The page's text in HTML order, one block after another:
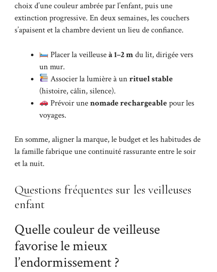
choix d’une couleur ambrée par l’enfant, puis une
extinction progressive. En deux semaines, les couchers
s’apaisent et la chambre devient un lieu de confiance.
Placer la veilleuseà 1–2 mdu lit, dirigée vers
un mur.
Associer la lumière à unrituel stable
(histoire, câlin, silence).
Prévoir unenomade rechargeablepour les
voyages.
En somme, aligner la marque, le budget et les habitudes de
la famille fabrique une continuité rassurante entre le soir
et la nuit.
Questions fréquentes sur les veilleuses
enfant
Quelle couleur de veilleuse
favorise le mieux
l’endormissement ?